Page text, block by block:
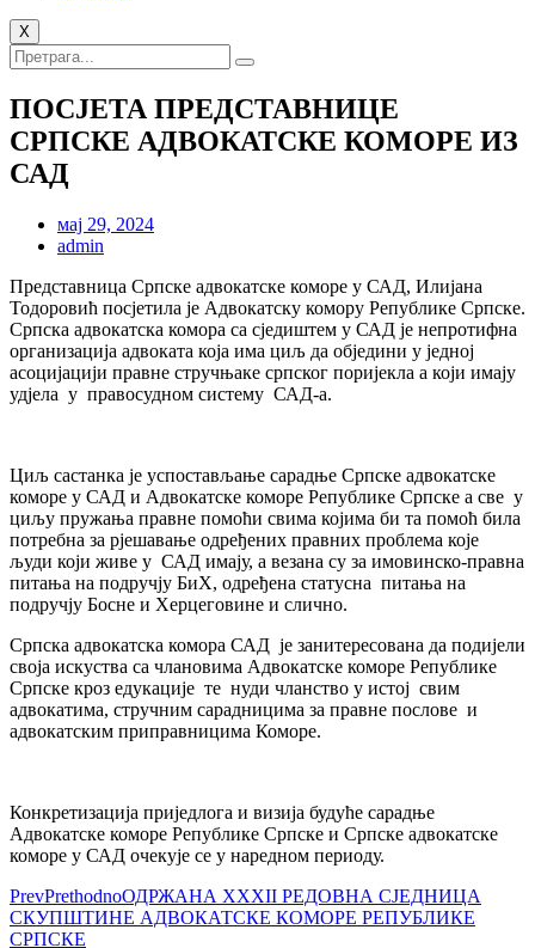
X
ПОСЈЕТА ПРЕДСТАВНИЦЕ
СРПСКЕ АДВОКАТСКЕ КОМОРЕ ИЗ
САД
мај 29, 2024
admin
Представница Српске адвокатске коморе у САД, Илијана
Тодоровић посјетила је Адвокатску комору Републике Српске.
Српска адвокатска комора са сједиштем у САД је непротифна
организација адвоката која има циљ да обједини у једној
асоцијацији правне стручњаке српског поријекла а који имају
удјела у правосудном систему САД-а.
Циљ састанка је успостављање сарадње Српске адвокатске
коморе у САД и Адвокатске коморе Републике Српске а све у
циљу пружања правне помоћи свима којима би та помоћ била
потребна за рјешавање одређених правних проблема које
људи који живе у САД имају, а везана су за имовинско-правна
питања на подручју БиХ, одређена статусна питања на
подручју Босне и Херцеговине и слично.
Српска адвокатска комора САД је занитересована да подијели
своја искуства са члановима Адвокатске коморе Републике
Српске кроз едукације те нуди чланство у истој свим
адвокатима, стручним сарадницима за правне послове и
адвокатским приправницима Коморе.
Конкретизација приједлога и визија будуће сарадње
Адвокатске коморе Републике Српске и Српске адвокатске
коморе у САД очекује се у наредном периоду.
PrevPrethodnoОДРЖАНА XXXII РЕДОВНА СЈЕДНИЦА
СКУПШТИНЕ АДВОКАТСКЕ КОМОРЕ РЕПУБЛИКЕ
СРПСКЕ